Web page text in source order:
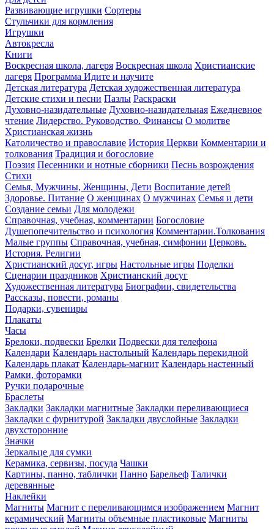
Развивающие игрушки Сортеры
Стульчики для кормления
Игрушки
Автокресла
Книги
Воскресная школа, лагеря Воскресная школа Христианские
лагеря Программа Идите и научите
Детская литература Детская художественная литература
Детские стихи и песни Пазлы Раскраски
Духовно-назидательные Духовно-назидательная Ежедневное
чтение Лидерство. Руководство. Финансы О молитве
Христианская жизнь
Католичество и православие История Церкви Комментарии и
толкования Традиция и богословие
Поэзия Песенники и нотные сборники Песнь возрождения
Стихи
Семья, Мужчины, Женщины, Дети Воспитание детей
Здоровье. Питание О женщинах О мужчинах Семья и дети
Создание семьи Для молодежи
Справочная, учебная, комментарии Богословие
Душепопечительство и психология Комментарии.Толкования
Малые группы Справочная, учебная, симфонии Церковь.
История. Религии
Христианский досуг, игры Настольные игры Поделки
Сценарии праздников Христианский досуг
Художественная литература Биографии, свидетельства
Рассказы, повести, романы
Подарки, сувениры
Плакаты
Часы
Брелоки, подвески Брелки Подвески для телефона
Календари Календарь настольный Календарь перекидной
Календарь плакат Календарь-магнит Календарь настенный
Рамки, фоторамки
Ручки подарочные
Браслеты
Закладки Закладки магнитные Закладки переливающиеся
Закладки с фурнитурой Закладки двуслойные Закладки
двухсторонние
Значки
Зеркальце для сумки
Керамика, сервизы, посуда Чашки
Картины, панно, таблички Панно Барельеф Талички
деревянные
Наклейки
Магниты Магнит с переливающимся изображением Магнит
керамический Магниты объемные пластиковые Магниты